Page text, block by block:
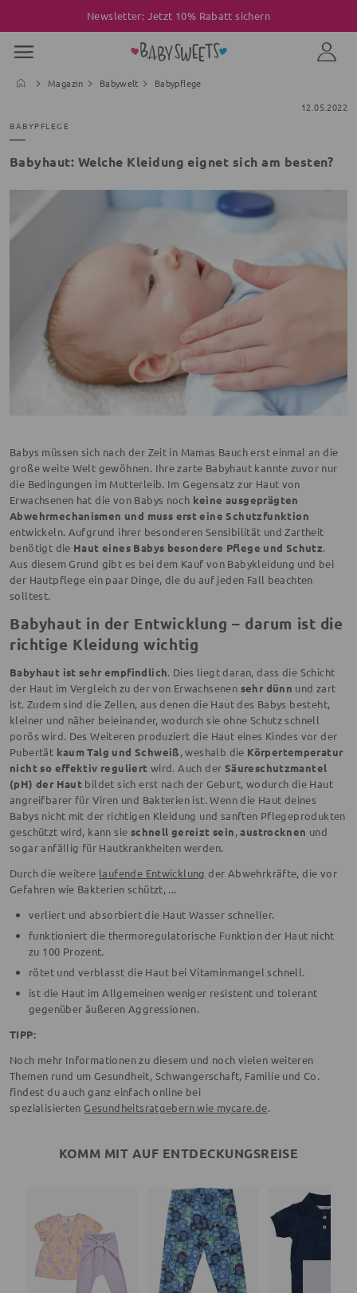
Newsletter: Jetzt 10% Rabatt sichern
Magazin Babywelt
Babypflege
12.05.2022
BABYPFLEGE
Babyhaut: Welche Kleidung eignet sich am besten?
Babys müssen sich nach der Zeit in Mamas Bauch erst einmal an die
große weite Welt gewöhnen. Ihre zarte Babyhaut kannte zuvor nur
die Bedingungen im Mutterleib. Im Gegensatz zur Haut von
Erwachsenen hat die von Babys noch keine ausgeprägten
Abwehrmechanismen und muss erst eine Schutzfunktion
entwickeln. Aufgrund ihrer besonderen Sensibilität und Zartheit
benötigt die Haut eines Babys besondere Pflege und Schutz.
Aus diesem Grund gibt es bei dem Kauf von Babykleidung und bei
der Hautpflege ein paar Dinge, die du auf jeden Fall beachten
solltest.
Babyhaut in der Entwicklung – darum ist die
richtige Kleidung wichtig
Babyhaut ist sehr empfindlich. Dies liegt daran, dass die Schicht
der Haut im Vergleich zu der von Erwachsenen sehr dünn und zart
ist. Zudem sind die Zellen, aus denen die Haut des Babys besteht,
kleiner und näher beieinander, wodurch sie ohne Schutz schnell
porös wird. Des Weiteren produziert die Haut eines Kindes vor der
Pubertät kaum Talg und Schweiß, weshalb die Körpertemperatur
nicht so effektiv reguliert wird. Auch der Säureschutzmantel
(pH) der Haut bildet sich erst nach der Geburt, wodurch die Haut
angreifbarer für Viren und Bakterien ist. Wenn die Haut deines
Babys nicht mit der richtigen Kleidung und sanften Pflegeprodukten
geschützt wird, kann sie schnell gereizt sein,austrocknen und
sogar anfällig für Hautkrankheiten werden.
Durch die weitere laufende Entwicklung der Abwehrkräfte, die vor
Gefahren wie Bakterien schützt, ...
verliert und absorbiert die Haut Wasser schneller.
funktioniert die thermoregulatorische Funktion der Haut nicht
zu 100 Prozent.
rötet und verblasst die Haut bei Vitaminmangel schnell.
ist die Haut im Allgemeinen weniger resistent und tolerant
gegenüber äußeren Aggressionen.
TIPP:
Noch mehr Informationen zu diesem und noch vielen weiteren
Themen rund um Gesundheit, Schwangerschaft, Familie und Co.
findest du auch ganz einfach online bei
spezialisierten Gesundheitsratgebern wie mycare.de.
KOMM MIT AUF ENTDECKUNGSREISE